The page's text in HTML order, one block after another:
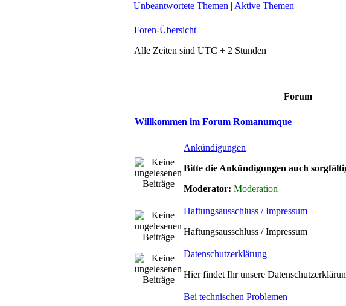
Unbeantwortete Themen | Aktive Themen
Foren-Übersicht
Alle Zeiten sind UTC + 2 Stunden
Forum
Willkommen im Forum Romanumque
Ankündigungen
Bitte die Ankündigungen auch
Moderator: Moderation
Haftungsausschluss / Impressum
Haftungsausschluss / Impressum
Datenschutzerklärung
Hier findet Ihr unsere
Bei technischen Problemen